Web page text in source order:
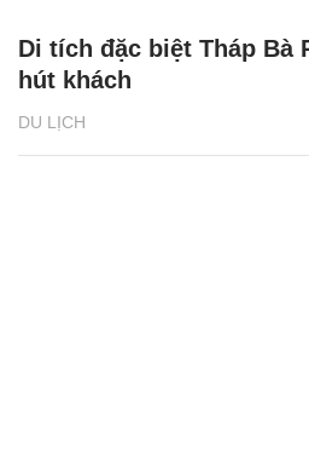
DU LỊCH
Di tích đặc biệt Tháp Bà
hút khách